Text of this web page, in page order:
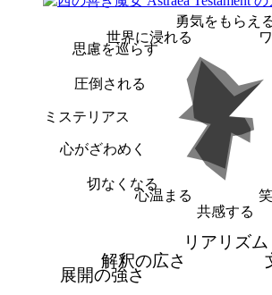
勇気をもらえ
共感する
心温まる
切なくなる
心がざわめく
ミステリアス
圧倒される
思慮を巡らす
世界に浸れる
リアリズム
展開の強さ
解釈の広さ